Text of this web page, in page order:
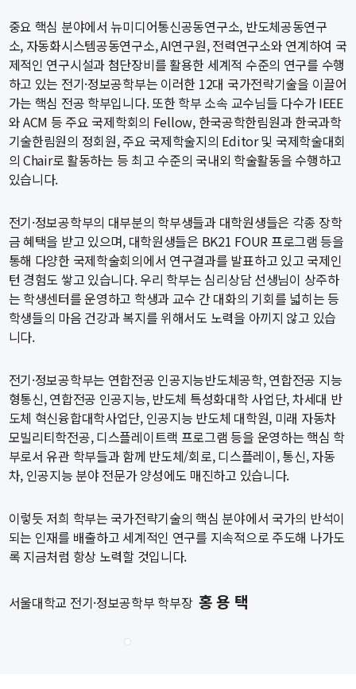
연합전공 인공지능 반도체공학
연합전공 인공지능
연합전공 지능형 통신
협동과정 인공지능
해동학술정보
공지사항
보유도서
커뮤니티
입시
취업ㆍ진로
장학
행사
대학생활
기타
30주년
30주년 기념 동영상
학부 비전
중요 핵심 분야에서 뉴미디어통신공동연구소, 반도체공동연구
소, 자동화시스템공동연구소, AI연구원, 전력연구소와 연계하여 국
제적인 연구시설과 첨단장비를 활용한 세계적 수준의 연구를 수행
하고 있는 전기·정보공학부는 이러한 12대 국가전략기술을 이끌어
가는 핵심 전공 학부입니다. 또한 학부 소속 교수님들 다수가 IEEE
와 ACM 등 주요 국제학회의 Fellow, 한국공학한림원과 한국과학
기술한림원의 정회원, 주요 국제학술지의 Editor 및 국제학술대회
의 Chair로 활동하는 등 최고 수준의 국내외 학술활동을 수행하고
있습니다.
전기·정보공학부의 대부분의 학부생들과 대학원생들은 각종 장학
금 혜택을 받고 있으며, 대학원생들은 BK21 FOUR 프로그램 등을
통해 다양한 국제학술회의에서 연구결과를 발표하고 있고 국제인
턴 경험도 쌓고 있습니다. 우리 학부는 심리상담 선생님이 상주하
는 학생센터를 운영하고 학생과 교수 간 대화의 기회를 넓히는 등
학생들의 마음 건강과 복지를 위해서도 노력을 아끼지 않고 있습
니다.
전기·정보공학부는 연합전공 인공지능반도체공학, 연합전공 지능
형통신, 연합전공 인공지능, 반도체 특성화대학 사업단, 차세대 반
도체 혁신융합대학사업단, 인공지능 반도체 대학원, 미래 자동차
모빌리티학전공, 디스플레이트랙 프로그램 등을 운영하는 핵심 학
부로서 유관 학부들과 함께 반도체/회로, 디스플레이, 통신, 자동
차, 인공지능 분야 전문가 양성에도 매진하고 있습니다.
이렇듯 저희 학부는 국가전략기술의 핵심 분야에서 국가의 반석이
되는 인재를 배출하고 세계적인 연구를 지속적으로 주도해 나가도
록 지금처럼 항상 노력할 것입니다.
서울대학교 전기·정보공학부 학부장 홍 용 택